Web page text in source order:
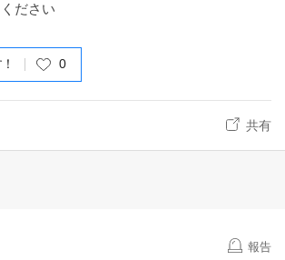
ださい
0
共有
報告